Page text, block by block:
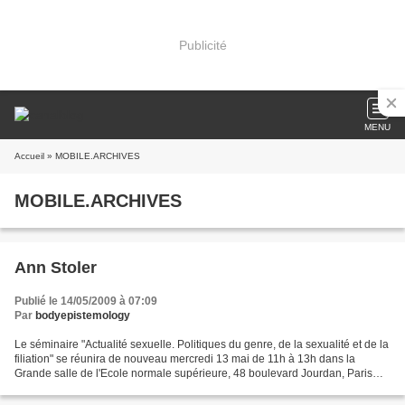
Publicité
MENU
Accueil » MOBILE.ARCHIVES
MOBILE.ARCHIVES
Ann Stoler
Publié le 14/05/2009 à 07:09
Par bodyepistemology
Le séminaire "Actualité sexuelle. Politiques du genre, de la sexualité et de la
filiation" se réunira de nouveau mercredi 13 mai de 11h à 13h dans la
Grande salle de l'Ecole normale supérieure, 48 boulevard Jourdan, Paris